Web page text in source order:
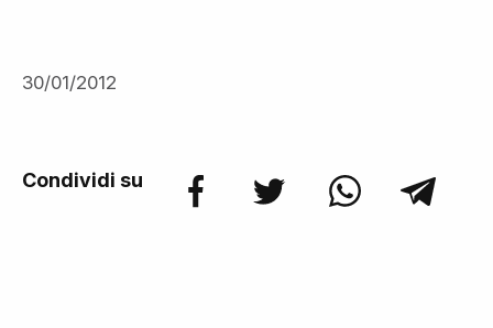
30/01/2012
Condividi su